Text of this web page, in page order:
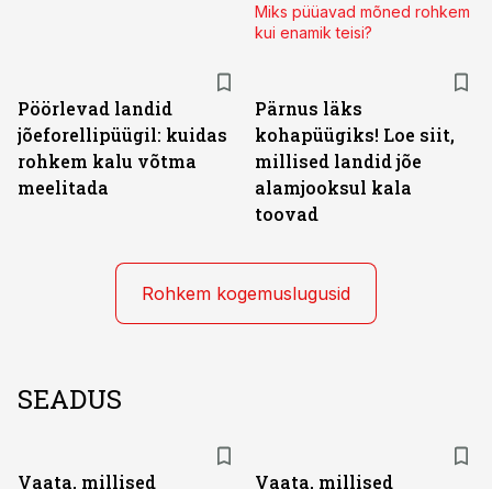
Miks püüavad mõned rohkem
kui enamik teisi?
Pöörlevad landid
jõeforellipüügil: kuidas
rohkem kalu võtma
meelitada
Pärnus läks
kohapüügiks! Loe siit,
millised landid jõe
alamjooksul kala
toovad
Rohkem kogemuslugusid
SEADUS
Vaata, millised Vaata, millised